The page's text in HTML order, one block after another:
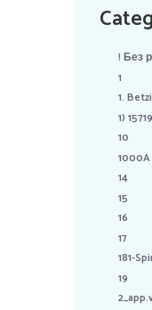
! Без
1
1.
1)
10
14
15
16
17
181-
19